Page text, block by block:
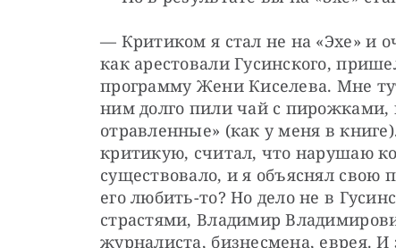
— Критиком я стал не на «Эхе» и
как арестовали Гусинского,
программу Жени Киселева. Мне
ним долго пили чай с пирожками,
отравленные» (как у меня в
критикую, считал, что нарушаю
существовало, и я объяснял
его любить-то? Но дело не в
страстями, Владимир
журналиста, бизнесмена, еврея.